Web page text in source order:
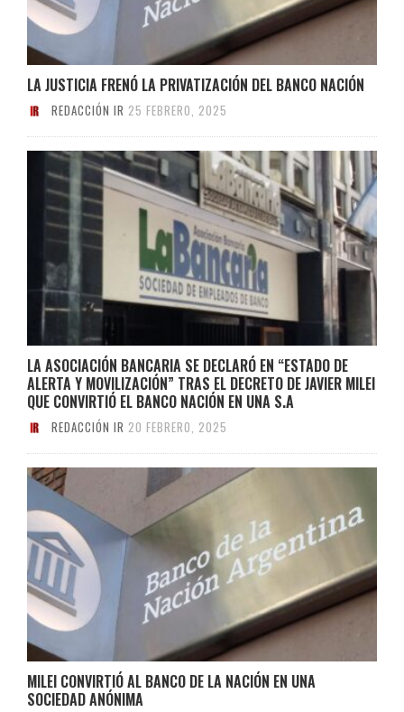
LA JUSTICIA FRENÓ LA PRIVATIZACIÓN DEL BANCO NACIÓN
REDACCIÓN IR 25 FEBRERO, 2025
LA ASOCIACIÓN BANCARIA SE DECLARÓ EN “ESTADO DE
ALERTA Y MOVILIZACIÓN” TRAS EL DECRETO DE JAVIER MILEI
QUE CONVIRTIÓ EL BANCO NACIÓN EN UNA S.A
REDACCIÓN IR 20 FEBRERO, 2025
MILEI CONVIRTIÓ AL BANCO DE LA NACIÓN EN UNA
SOCIEDAD ANÓNIMA